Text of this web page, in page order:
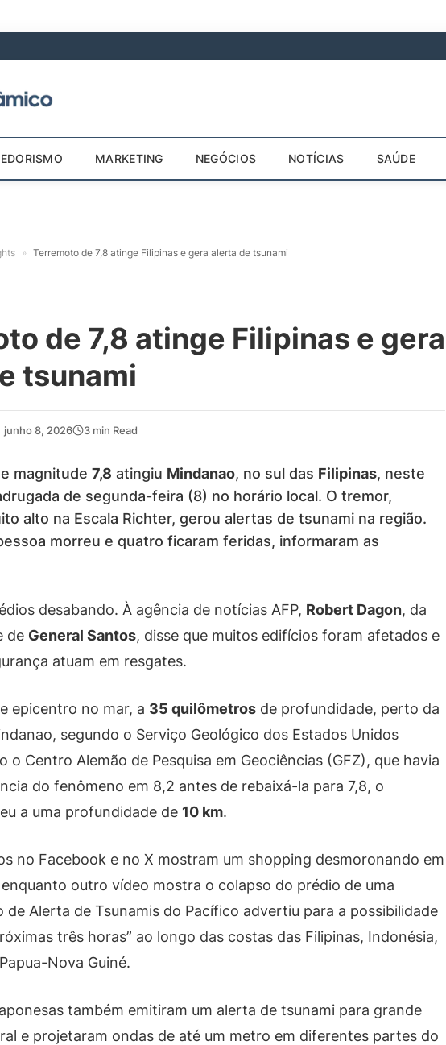
MARKETING NEGÓCIOS NOTÍCIAS SAÚDE
» Terremoto de 7,8 atinge Filipinas e gera alerta de tsunami
de 7,8 atinge Filipinas e gera
tsunami
junho 8, 2026 3 min Read
magnitude 7,8 atingiu Mindanao, no sul das Filipinas, neste
de segunda-feira (8) no horário local. O tremor,
alto na Escala Richter, gerou alertas de tsunami na região.
morreu e quatro ficaram feridas, informaram as
desabando. À agência de notícias AFP, Robert Dagon, da
de General Santos, disse que muitos edifícios foram afetados e
atuam em resgates.
epicentro no mar, a 35 quilômetros de profundidade, perto da
segundo o Serviço Geológico dos Estados Unidos
o Centro Alemão de Pesquisa em Geociências (GFZ), que havia
do fenômeno em 8,2 antes de rebaixá-la para 7,8, o
a uma profundidade de 10 km.
no Facebook e no X mostram um shopping desmoronando em
outro vídeo mostra o colapso do prédio de uma
de Alerta de Tsunamis do Pacífico advertiu para a possibilidade
três horas” ao longo das costas das Filipinas, Indonésia,
Nova Guiné.
também emitiram um alerta de tsunami para grande
e projetaram ondas de até um metro em diferentes partes do